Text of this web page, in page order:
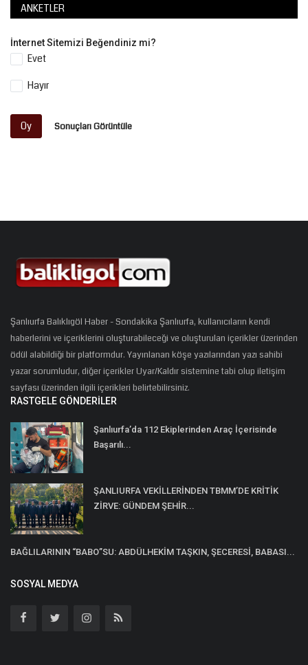
ANKETLER
İnternet Sitemizi Beğendiniz mi?
Evet
Hayır
Oy Sonuçları Görüntüle
Şanlıurfa Balıklıgöl Haber - Sondakika Şanlıurfa, kullanıcıların kendi
haberlerini ve içeriklerini oluşturabileceği ve oluşturulan içerikler üzerinden
ödül alabildiği bir platformdur. Yayınlanan köşe yazılarından yazı sahibi
yazar sorumludur, diğer içerikler Uyar/Kaldır sistemine tabi olup iletişim
sayfası üzerinden ilgili içerikleri belirtebilirsiniz.
RASTGELE GÖNDERILER
Şanlıurfa’da 112 Ekiplerinden Araç İçerisinde
Başarılı...
ŞANLIURFA VEKİLLERİNDEN TBMM’DE KRİTİK
ZİRVE: GÜNDEM ŞEHİR...
BAĞLILARININ “BABO”SU: ABDÜLHEKİM TAŞKIN, ŞECERESİ, BABASI...
SOSYAL MEDYA